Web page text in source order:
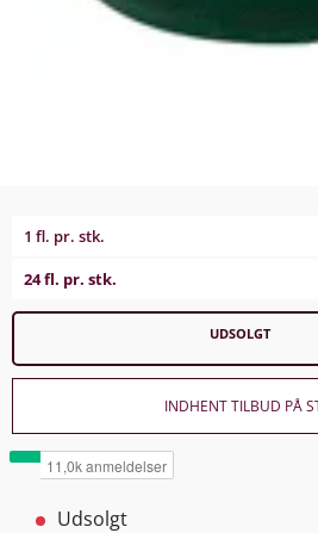
1 fl. pr. stk.
24 fl. pr. stk.
UDSOLGT
INDHENT TILBUD PÅ
Udsolgt